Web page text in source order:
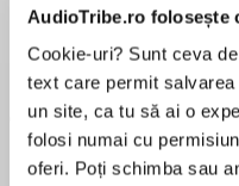
AudioTribe.ro folosește
Cookie-uri? Sunt ceva
text care permit
un site, ca tu să ai o
folosi numai cu
oferi. Poți schimba sau
Pădurea norvegiană
Haruki Murakami